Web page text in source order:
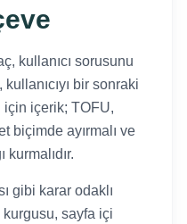
kullanıcı sorusunu
bir sonraki
için içerik; TOFU,
biçimde ayırmalı ve
kurmalıdır.
gibi karar odaklı
kurgusu, sayfa içi